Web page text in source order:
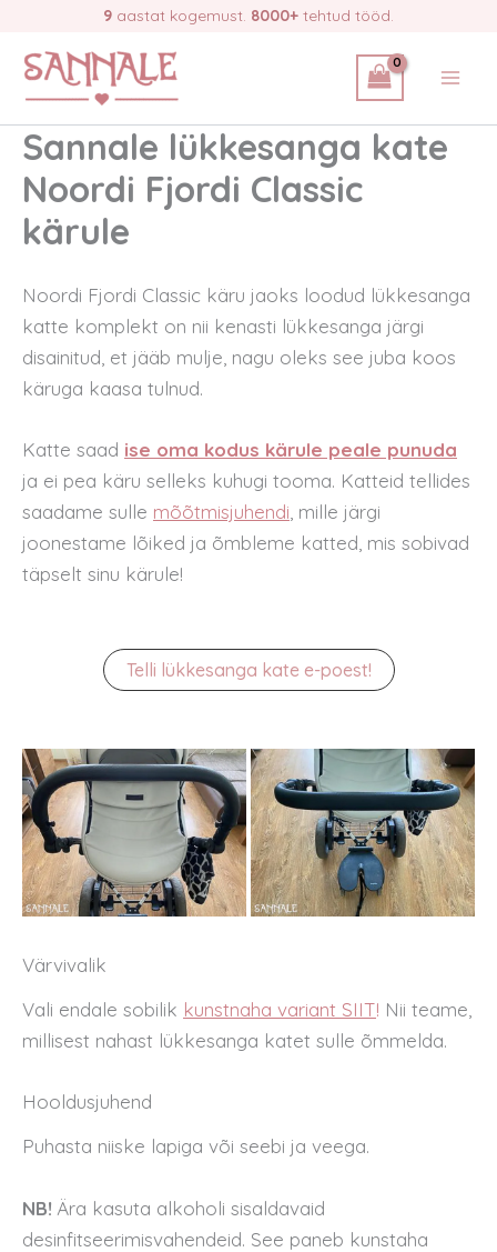
content
9 aastat kogemust. 8000+ tehtud tööd.
Sannale lükkesanga kate
Noordi Fjordi Classic
kärule
Noordi Fjordi Classic käru jaoks loodud lükkesanga
katte komplekt on nii kenasti lükkesanga järgi
disainitud, et jääb mulje, nagu oleks see juba koos
käruga kaasa tulnud.
Katte saad ise oma kodus kärule peale punuda
ja ei pea käru selleks kuhugi tooma. Katteid tellides
saadame sulle mõõtmisjuhendi , mille järgi
joonestame lõiked ja õmbleme katted, mis sobivad
täpselt sinu kärule!
Telli lükkesanga kate e-poest!
Värvivalik
Vali endale sobilik kunstnaha variant SIIT! Nii teame,
millisest nahast lükkesanga katet sulle õmmelda.
Hooldusjuhend
Puhasta niiske lapiga või seebi ja veega.
NB! Ära kasuta alkoholi sisaldavaid
desinfitseerimisvahendeid. See paneb kunstaha